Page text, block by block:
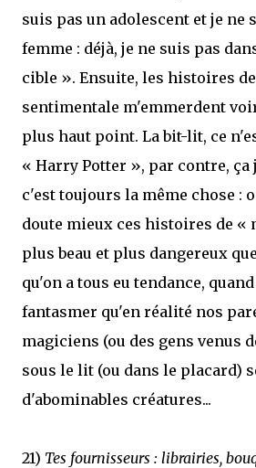
suis pas un adolescent et je ne
femme : déjà, je ne suis pas
cible ». Ensuite, les histoires
sentimentale m'emmerdent
plus haut point. La bit-lit, ce
« Harry Potter », par contre, ça
c'est toujours la même chose :
doute mieux ces histoires de «
plus beau et plus dangereux
qu'on a tous eu tendance,
fantasmer qu'en réalité nos
magiciens (ou des gens venus
sous le lit (ou dans le placard)
d'abominables créatures...
21) Tes fournisseurs : librairies,